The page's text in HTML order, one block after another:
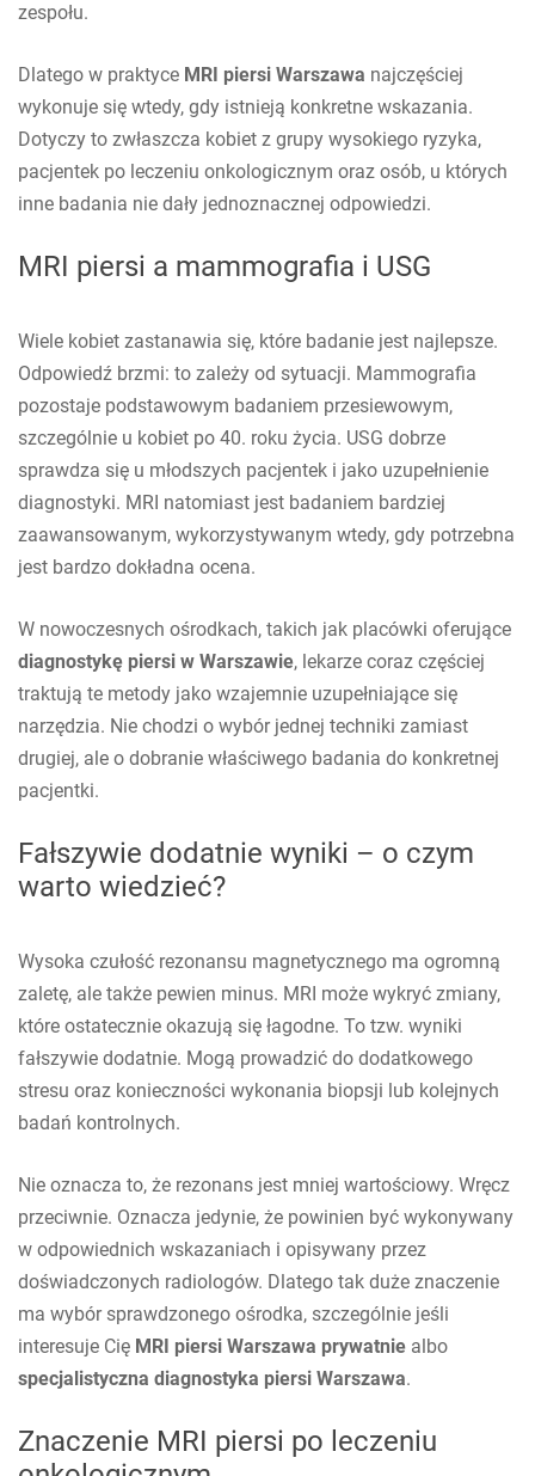
zespołu.
Dlatego w praktyce MRI piersi Warszawa najczęściej
wykonuje się wtedy, gdy istnieją konkretne wskazania.
Dotyczy to zwłaszcza kobiet z grupy wysokiego ryzyka,
pacjentek po leczeniu onkologicznym oraz osób, u których
inne badania nie dały jednoznacznej odpowiedzi.
MRI piersi a mammografia i USG
Wiele kobiet zastanawia się, które badanie jest najlepsze.
Odpowiedź brzmi: to zależy od sytuacji. Mammografia
pozostaje podstawowym badaniem przesiewowym,
szczególnie u kobiet po 40. roku życia. USG dobrze
sprawdza się u młodszych pacjentek i jako uzupełnienie
diagnostyki. MRI natomiast jest badaniem bardziej
zaawansowanym, wykorzystywanym wtedy, gdy potrzebna
jest bardzo dokładna ocena.
W nowoczesnych ośrodkach, takich jak placówki oferujące
diagnostykę piersi w Warszawie, lekarze coraz częściej
traktują te metody jako wzajemnie uzupełniające się
narzędzia. Nie chodzi o wybór jednej techniki zamiast
drugiej, ale o dobranie właściwego badania do konkretnej
pacjentki.
Fałszywie dodatnie wyniki – o czym
warto wiedzieć?
Wysoka czułość rezonansu magnetycznego ma ogromną
zaletę, ale także pewien minus. MRI może wykryć zmiany,
które ostatecznie okazują się łagodne. To tzw. wyniki
fałszywie dodatnie. Mogą prowadzić do dodatkowego
stresu oraz konieczności wykonania biopsji lub kolejnych
badań kontrolnych.
Nie oznacza to, że rezonans jest mniej wartościowy. Wręcz
przeciwnie. Oznacza jedynie, że powinien być wykonywany
w odpowiednich wskazaniach i opisywany przez
doświadczonych radiologów. Dlatego tak duże znaczenie
ma wybór sprawdzonego ośrodka, szczególnie jeśli
interesuje Cię MRI piersi Warszawa prywatnie albo
specjalistyczna diagnostyka piersi Warszawa.
Znaczenie MRI piersi po leczeniu